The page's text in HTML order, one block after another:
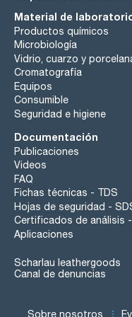
Material de
Productos químicos
Microbiología
Vidrio, cuarzo y
Cromatografía
Equipos
Consumible
Seguridad e higiene
Documentación
Publicaciones
Videos
FAQ
Fichas técnicas - TDS
Hojas de seguridad -
Certificados de análisis
Aplicaciones
Scharlau leathergoods
Canal de denuncias
Sobre nosotros